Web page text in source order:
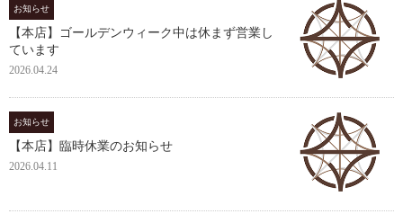
お知らせ
【本店】ゴールデンウィーク中は休まず営業し
ています
2026.04.24
お知らせ
【本店】臨時休業のお知らせ
2026.04.11